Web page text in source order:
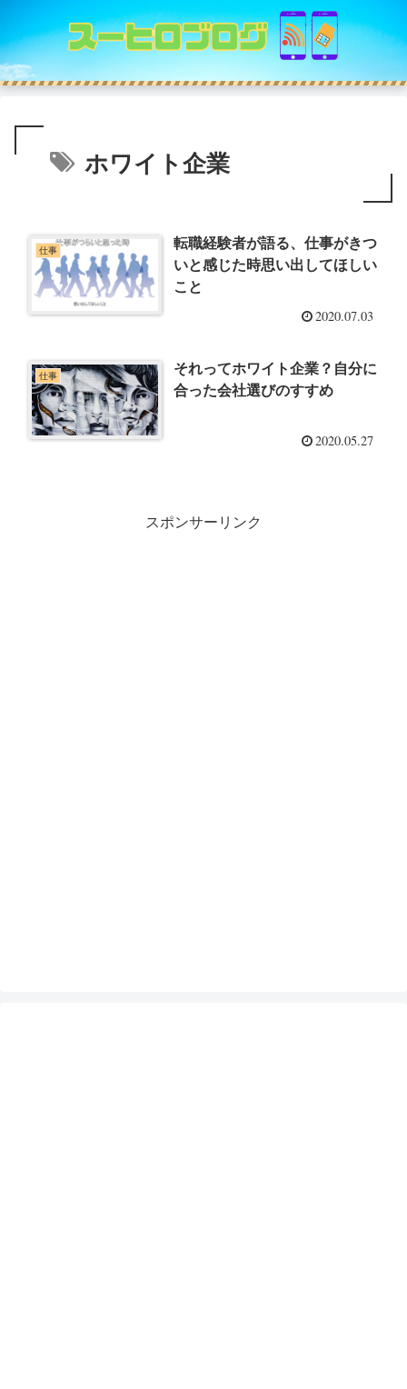
ホワイト企業
仕事
転職経験者が語る、仕事がきつ
いと感じた時思い出してほしい
こと
2020.07.03
仕事
それってホワイト企業？自分に
合った会社選びのすすめ
2020.05.27
スポンサーリンク